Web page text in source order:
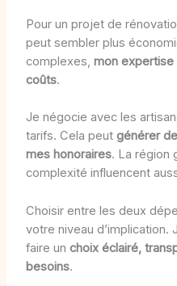
Pour un projet de
peut sembler plus
complexes, mon expertise
coûts.
Je négocie avec les
tarifs. Cela peut générer
mes honoraires. La région
complexité influencent
Choisir entre les deux
votre niveau
faire un choix éclairé,
besoins.